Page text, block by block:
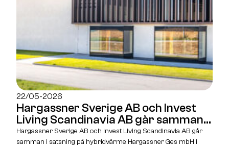
22/05-2026
Hargassner Sverige AB och Invest
Living Scandinavia AB går samman i
satsning på hybridvärme
Hargassner Sverige AB och Invest Living Scandinavia AB går
samman i satsning på hybridvärme Hargassner Ges mbH i